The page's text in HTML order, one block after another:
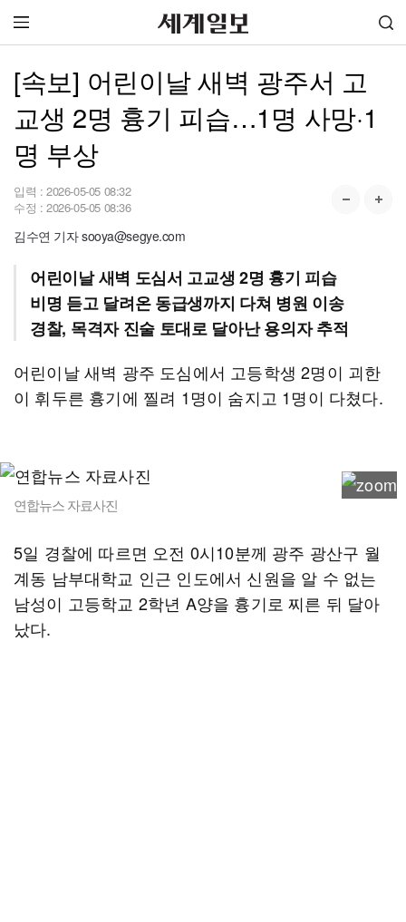
[속보] 어린이날 새벽 광주서 고
교생 2명 흉기 피습…1명 사망·1
명 부상
입력 : 2026-05-05 08:32
수정 : 2026-05-05 08:36
김수연 기자 sooya@segye.com
어린이날 새벽 도심서 고교생 2명 흉기 피습
비명 듣고 달려온 동급생까지 다쳐 병원 이송
경찰, 목격자 진술 토대로 달아난 용의자 추적
어린이날 새벽 광주 도심에서 고등학생 2명이 괴한
이 휘두른 흉기에 찔려 1명이 숨지고 1명이 다쳤다.
연합뉴스 자료사진
5일 경찰에 따르면 오전 0시10분께 광주 광산구 월
계동 남부대학교 인근 인도에서 신원을 알 수 없는
남성이 고등학교 2학년 A양을 흉기로 찌른 뒤 달아
났다.